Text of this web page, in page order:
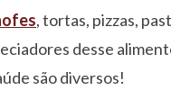
, tortas, pizzas,
desse
são diversos!